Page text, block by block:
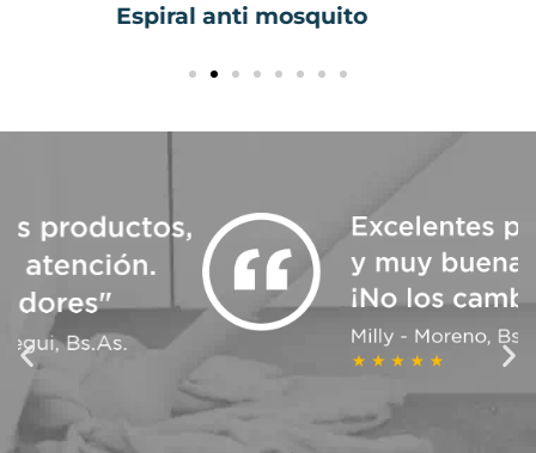
Batidor metal 26, 30, 34 cm